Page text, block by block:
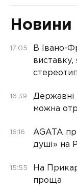
Новини
17:05
В Івано-
виставку,
16:39
Державні
можна
16:16
AGATA
душі» на
15:55
На
проща